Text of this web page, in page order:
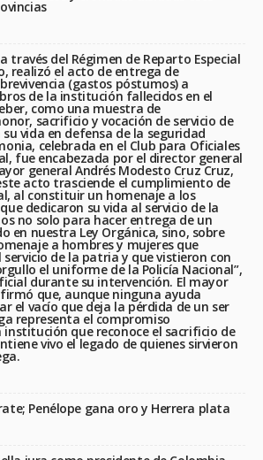
través del Régimen de Reparto Especial
realizó el acto de entrega de
(gastos póstumos) a
de la institución fallecidos en el
como una muestra de
sacrificio y vocación de servicio de
vida en defensa de la seguridad
celebrada en el Club para Oficiales
fue encabezada por el director general
general Andrés Modesto Cruz Cruz,
acto trasciende el cumplimiento de
al constituir un homenaje a los
dedicaron su vida al servicio de la
no solo para hacer entrega de un
en nuestra Ley Orgánica, sino, sobre
a hombres y mujeres que
servicio de la patria y que vistieron con
el uniforme de la Policía Nacional”,
durante su intervención. El mayor
que, aunque ninguna ayuda
el vacío que deja la pérdida de un ser
representa el compromiso
que reconoce el sacrificio de
vivo el legado de quienes sirvieron
Penélope gana oro y Herrera plata